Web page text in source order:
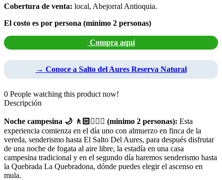
Cobertura de venta: local, Abejorral Antioquia.
El costo es por persona (mínimo 2 personas)
Compra aquí
→ Conoce a Salto del Aures Reserva Natural
0 People watching this product now!
Descripción
Noche campesina 🌙 🚶🏻🚶🏻‍♀️ (minimo 2 personas): Esta
experiencia comienza en el día uno con almuerzo en finca de la
vereda, senderismo hasta El Salto Del Aures, para después disfrutar
de una noche de fogata al aire libre, la estadía en una casa
campesina tradicional y en el segundo día haremos senderismo hasta
la Quebrada La Quebradona, dónde puedes elegir el ascenso en
mula.